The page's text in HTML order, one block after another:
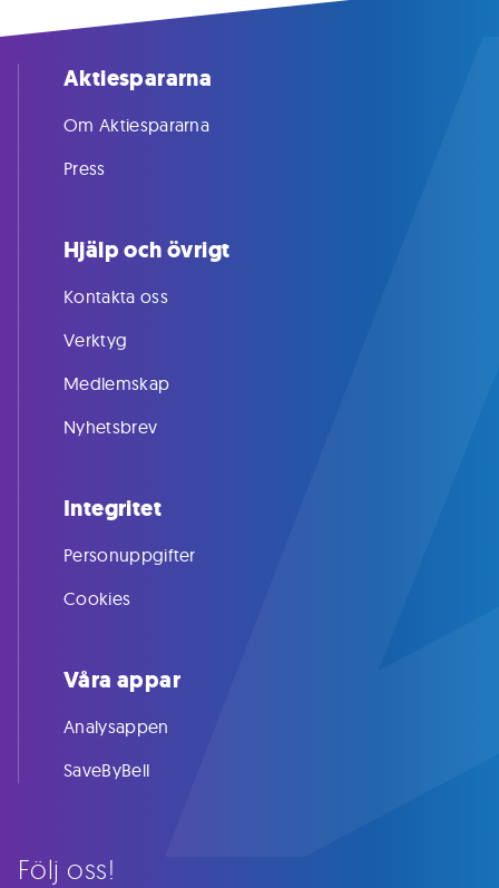
Följ oss!
Aktiespararna
Om Aktiespararna
Press
Hjälp och övrigt
Kontakta oss
Verktyg
Medlemskap
Nyhetsbrev
Integritet
Personuppgifter
Cookies
Våra appar
Analysappen
SaveByBell